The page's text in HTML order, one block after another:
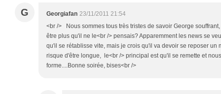
G Georgiafan 23/11/2011 21:54
<br /> Nous sommes tous très tristes de savoir George
être plus qu'il ne le<br /> pensais? Apparemment les news se
qu'il se rétablisse vite, mais je crois qu'il va devoir se reposer un
risque d'être longue, le<br /> principal est qu'il se remette et
forme....Bonne soirée, bises<br />